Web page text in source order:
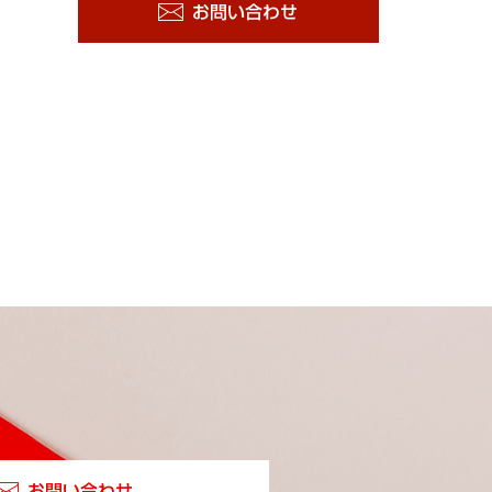
お問い合わせ